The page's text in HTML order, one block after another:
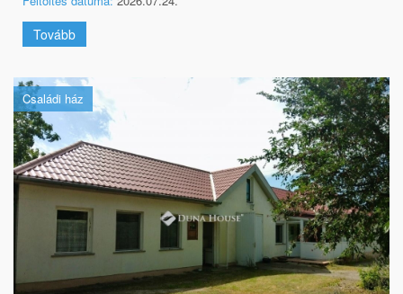
Tovább
Családi ház